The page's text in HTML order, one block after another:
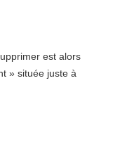
est alors
» située juste à